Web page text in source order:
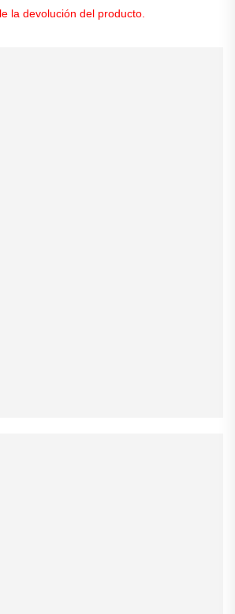
la devolución del producto.